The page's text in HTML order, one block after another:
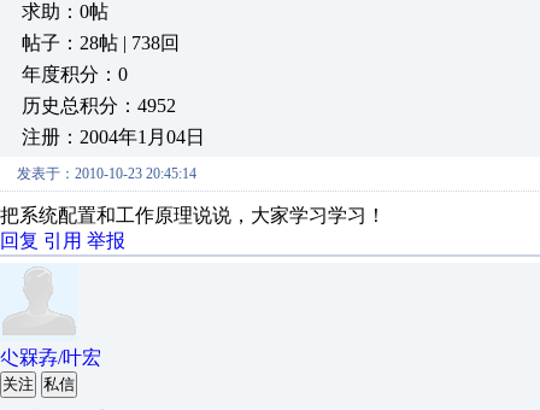
求助：0帖
帖子：28帖 | 738回
年度积分：0
历史总积分：4952
注册：2004年1月04日
发表于：2010-10-23 20:45:14
把系统配置和工作原理说说，大家学习学习！
回复 引用 举报
尐槑孨/叶宏
关注 私信